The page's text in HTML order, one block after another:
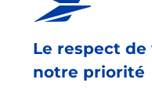
Le respect
notre priorité
194
06200 NICE